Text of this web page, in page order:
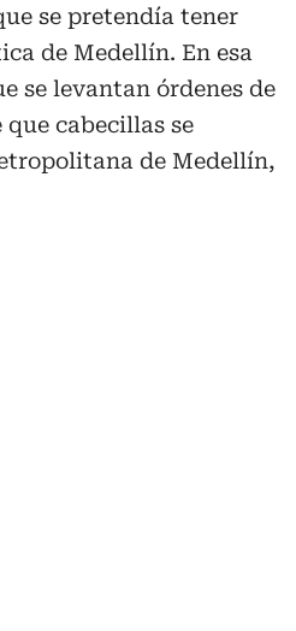
se pretendía tener
de Medellín. En esa
se levantan órdenes de
cabecillas se
de Medellín,